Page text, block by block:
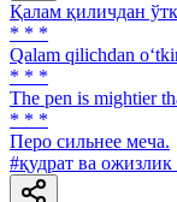
Қалам қиличдан
* * *
Qalam qilichdan
* * *
The pen is mightier
* * *
Перо сильнее меча.
#қудрат ва ожизлик